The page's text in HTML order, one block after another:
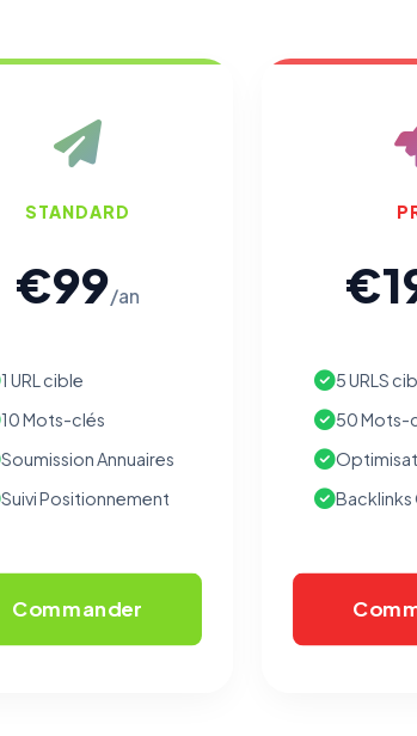
STANDARD
€99/an
1 URL cible
10 Mots-clés
Soumission Annuaires
Suivi Positionnement
Commander
5 URLS
50 Mots-
Backlinks
votre
opposer
vous
écrivez à